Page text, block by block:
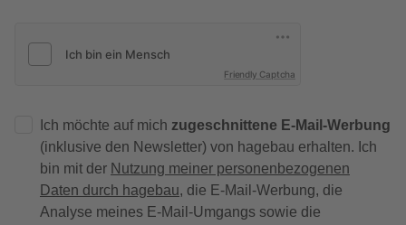
Friendly Captcha
Ich möchte auf mich zugeschnittene E-Mail-Werbung
(inklusive den Newsletter) von hagebau erhalten. Ich
bin mit der Nutzung meiner personenbezogenen
Daten durch hagebau, die E-Mail-Werbung, die
Analyse meines E-Mail-Umgangs sowie die